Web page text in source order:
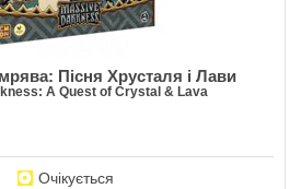
Пісня Хрусталя і Лави
A Quest of Crystal & Lava
Очікується